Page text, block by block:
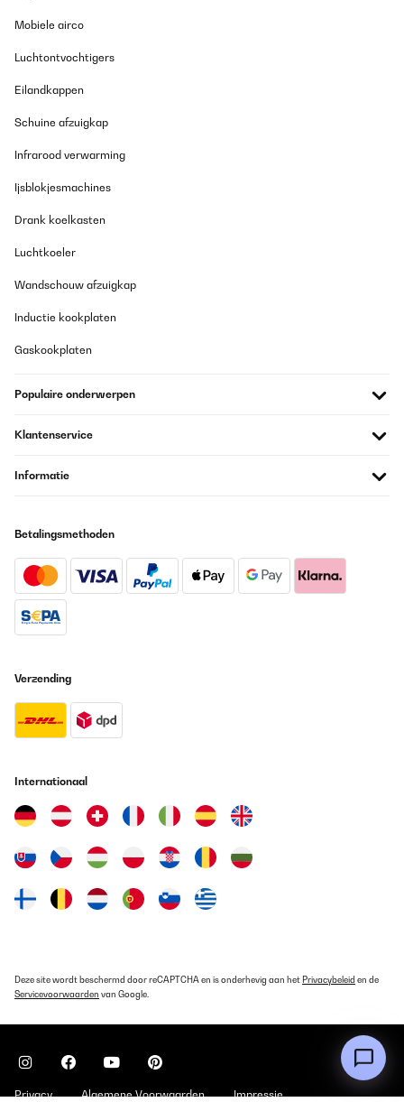
einmal ausprobiert, nutze sie aber nicht wirklich. Geräuschpegel
sein.Leider ohne Fernbedienung, trotzdem volle Gesamtpunktzahl
Mobiele airco
Luchtontvochtigers
Eilandkappen
Schuine afzuigkap
Infrarood verwarming
Ijsblokjesmachines
Drank koelkasten
Luchtkoeler
Wandschouw afzuigkap
Inductie kookplaten
Gaskookplaten
Populaire onderwerpen
Klantenservice
Informatie
Betalingsmethoden
Verzending
Internationaal
Deze site wordt beschermd door reCAPTCHA en is onderhevig aan het Privacybeleid en de
Servicevoorwaarden van Google.
Privacy Algemene Voorwaarden Impressie